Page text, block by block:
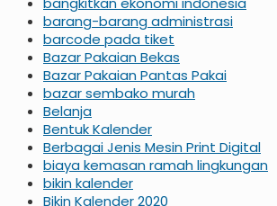
barang-barang administrasi
barcode pada tiket
Bazar Pakaian Bekas
Bazar Pakaian Pantas Pakai
bazar sembako murah
Belanja
Bentuk Kalender
Berbagai Jenis Mesin Print Digital
biaya kemasan ramah lingkungan
bikin kalender
Bikin Kalender 2020